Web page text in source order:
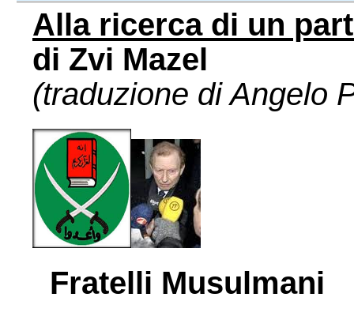
Alla ricerca di un
di Zvi Mazel
(traduzione di Angelo
Fratelli Musulmani